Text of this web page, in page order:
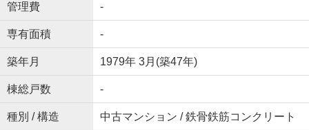
管理費 -
専有面積 -
築年月 1979年 3月(築47年)
棟総戸数 -
種別 / 構造 中古マンション / 鉄骨鉄筋コンクリート